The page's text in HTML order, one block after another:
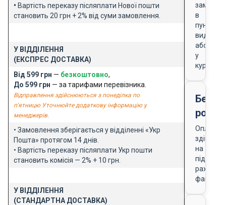
• Вартість переказу післяплати Нової пошти
становить 20 грн + 2% від суми замовлення.
У ВІДДІЛЕННЯ
(ЕКСПРЕС ДОСТАВКА)
Від 599 грн — безкоштовно,
До 599 грн — за тарифами перевізника.
Відправлення здійснюються з понеділка по
п'ятницю Уточнюйте додаткову інформацію у
менеджерів.
• Замовлення зберігається у відділенні «Укр
Пошта» протягом 14 днів.
• Вартість переказу післяплати Укр пошти
становить комісія — 2% + 10 грн.
У ВІДДІЛЕННЯ
(СТАНДАРТНА ДОСТАВКА)
в
пункті
видачі
або
у
кур'єра
Оплата
на
підставі
рахунку-
фактури